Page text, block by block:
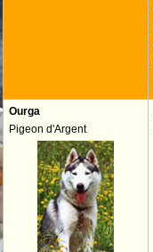
Ourga
Pigeon d'Argent